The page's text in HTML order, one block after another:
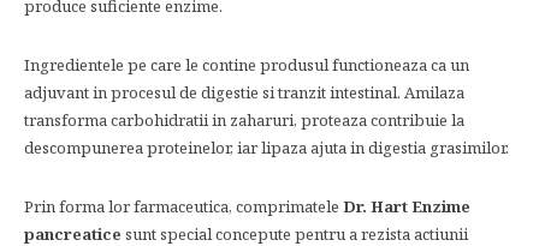
produce suficiente enzime.
Ingredientele pe care le contine produsul functioneaza ca un
adjuvant in procesul de digestie si tranzit intestinal. Amilaza
transforma carbohidratii in zaharuri, proteaza contribuie la
descompunerea proteinelor, iar lipaza ajuta in digestia grasimilor.
Prin forma lor farmaceutica, comprimatele Dr. Hart Enzime
pancreatice sunt special concepute pentru a rezista actiunii